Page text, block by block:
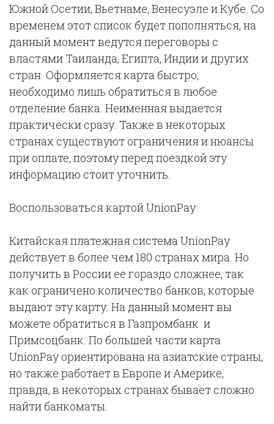
Южной Осетии, Вьетнаме, Венесуэле и Кубе. Со
временем этот список будет пополняться, на
данный момент ведутся переговоры с
властями Таиланда, Египта, Индии и других
стран. Оформляется карта быстро,
необходимо лишь обратиться в любое
отделение банка. Неименная выдается
практически сразу. Также в некоторых
странах существуют ограничения и нюансы
при оплате, поэтому перед поездкой эту
информацию стоит уточнить.
Воспользоваться картой UnionPay
Китайская платежная система UnionPay
действует в более чем 180 странах мира. Но
получить в России ее гораздо сложнее, так
как ограничено количество банков, которые
выдают эту карту. На данный момент вы
можете обратиться в Газпромбанк и
Примсоцбанк. По большей части карта
UnionPay ориентирована на азиатские страны,
но также работает в Европе и Америке,
правда, в некоторых странах бывает сложно
найти банкоматы.